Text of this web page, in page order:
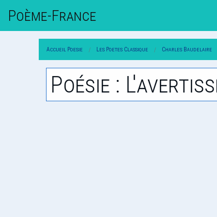
Poème-FrAnce
Accueil Poesie Les Poetes Classique Charles Baudelaire
Poésie :